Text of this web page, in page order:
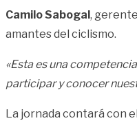
Camilo Sabogal,
amantes del ciclismo.
«Esta es una
participar y conocer
La jornada contará con